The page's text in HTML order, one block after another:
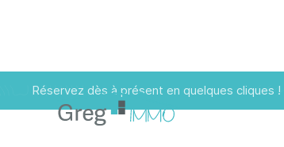
Réservez dès à présent en quelques cliques !